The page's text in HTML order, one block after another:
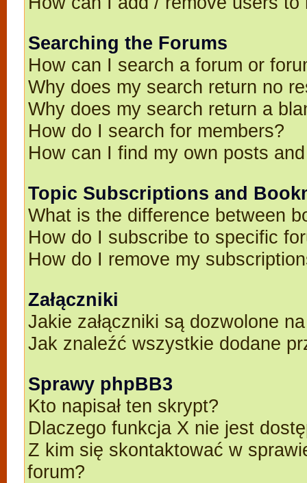
Searching the Forums
How can I search a forum or
Why does my search return no
Why does my search return a
How do I search for members?
How can I find my own posts
Topic Subscriptions and
What is the difference between
How do I subscribe to specific
How do I remove my
Załączniki
Jakie załączniki są dozwolone
Jak znaleźć wszystkie dodane
Sprawy phpBB3
Kto napisał ten skrypt?
Dlaczego funkcja X nie jest
Z kim się skontaktować w
forum?